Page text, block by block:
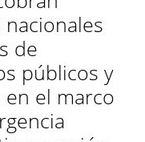
de
públicos y
el marco